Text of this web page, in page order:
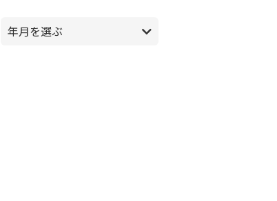
年月を選ぶ